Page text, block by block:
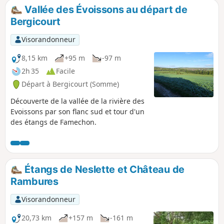
Vallée des Évoissons au départ de
Bergicourt
Visorandonneur
8,15 km
+95 m
-97 m
2h 35
Facile
Départ à Bergicourt (Somme)
Découverte de la vallée de la rivière des
Evoissons par son flanc sud et tour d'un
des étangs de Famechon.
Étangs de Neslette et Château de
Rambures
Visorandonneur
20,73 km
+157 m
-161 m